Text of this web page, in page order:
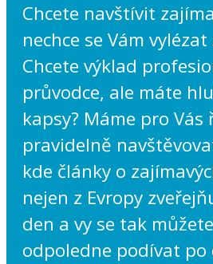
Chcete navštívit
nechce se Vám
Chcete výklad
průvodce, ale máte
kapsy? Máme pro Vás
pravidelně
kde články o
nejen z Evropy
den a vy se tak
odpoledne podívat po